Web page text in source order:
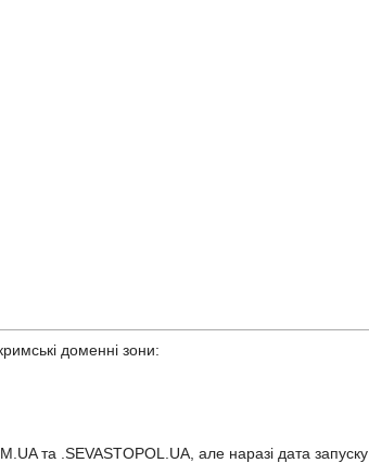
доменні зони:
та .SEVASTOPOL.UA, але наразі дата запуску